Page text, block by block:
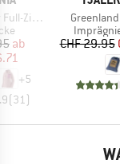
Hoody
Preis
ab
+5
(31 )
Artikel
CHF 29.95